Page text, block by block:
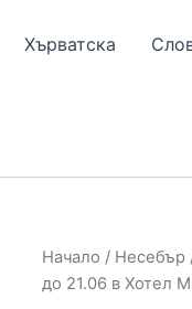
Хърватска
Начало / Несебър
до 21.06 в Хотел